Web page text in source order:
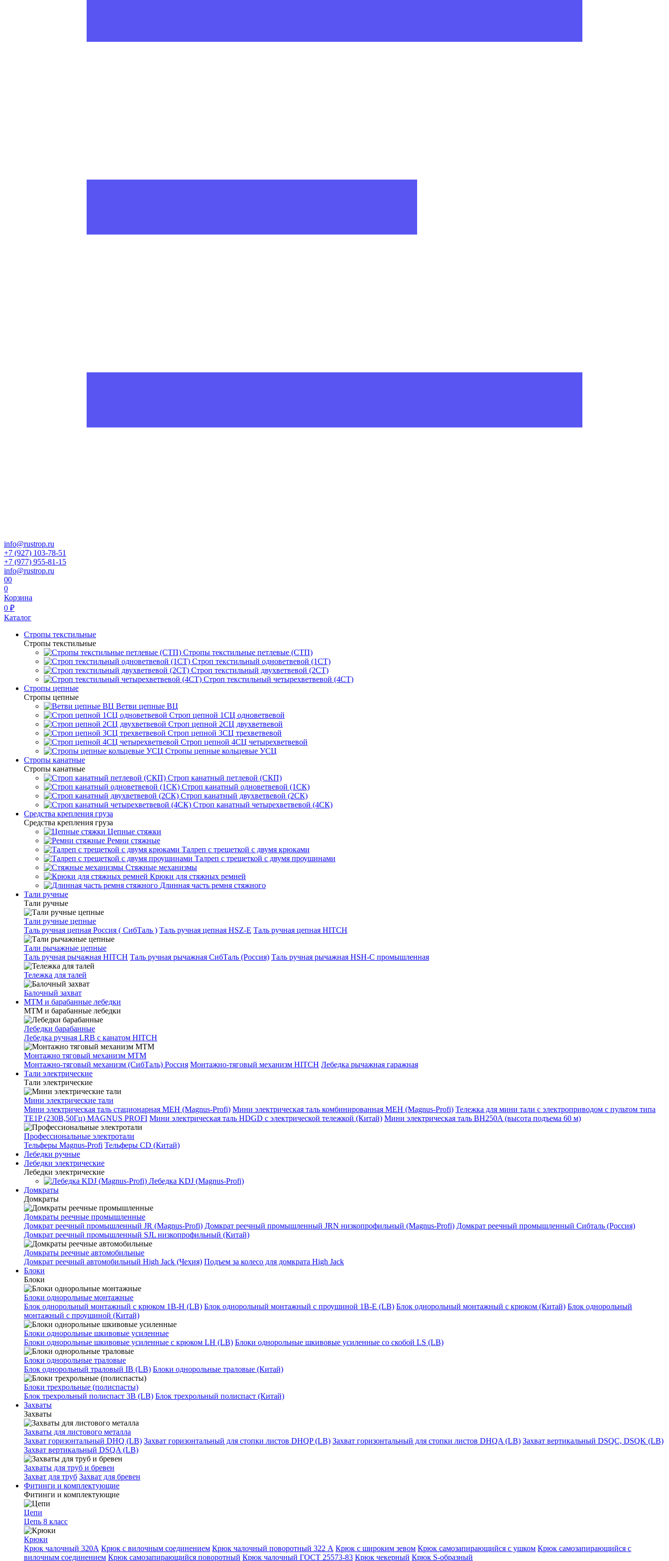
info@rustrop.ru
+7 (927) 103-78-51
+7 (977) 955-81-15
info@rustrop.ru
00
0
Корзина
0 ₽
Каталог
Стропы текстильные
Стропы текстильные
Стропы текстильные петлевые (СТП)
Строп текстильный одноветвевой (1СТ)
Строп текстильный двухветвевой (2СТ)
Строп текстильный четырехветвевой (4СТ)
Стропы цепные
Стропы цепные
Ветви цепные ВЦ
Строп цепной 1СЦ одноветвевой
Строп цепной 2СЦ двухветвевой
Строп цепной 3СЦ трехветвевой
Строп цепной 4СЦ четырехветвевой
Стропы цепные кольцевые УСЦ
Стропы канатные
Стропы канатные
Строп канатный петлевой (СКП)
Строп канатный одноветвевой (1СК)
Строп канатный двухветвевой (2СК)
Строп канатный четырехветвевой (4СК)
Средства крепления груза
Средства крепления груза
Цепные стяжки
Ремни стяжные
Талреп с трещеткой с двумя крюками
Талреп с трещеткой с двумя проушинами
Стяжные механизмы
Крюки для стяжных ремней
Длинная часть ремня стяжного
Тали ручные
Тали ручные
Тали ручные цепные
Таль ручная цепная Россия ( СибТаль ) Таль ручная цепная HSZ-E Таль ручная цепная HITCH
Тали рычажные цепные
Таль ручная рычажная HITCH Таль ручная рычажная СибТаль (Россия) Таль ручная рычажная HSH-C промышленная
Тележка для талей
Балочный захват
МТМ и барабанные лебедки
МТМ и барабанные лебедки
Лебедки барабанные
Лебедка ручная LRB с канатом HITCH
Монтажно тяговый механизм МТМ
Монтажно-тяговый механизм (СибТаль) Россия Монтажно-тяговый механизм HITCH Лебедка рычажная гаражная
Тали электрические
Тали электрические
Мини электрические тали
Мини электрическая таль стационарная МЕН (Magnus-Profi) Мини электрическая таль комбинированная МЕН (Magnus-Profi) Тележка для мини тали с электроприводом с пультом типа
TE1P (230В,50Гц) MAGNUS PROFI Мини электрическая таль HDGD с электрической тележкой (Китай) Мини электрическая таль BH250A (высота подъема 60 м)
Профессиональные электротали
Тельферы Magnus-Profi Тельферы CD (Китай)
Лебедки ручные
Лебедки электрические
Лебедки электрические
Лебедка KDJ (Magnus-Profi)
Домкраты
Домкраты
Домкраты реечные промышленные
Домкрат реечный промышленный JR (Magnus-Profi) Домкрат реечный промышленный JRN низкопрофильный (Magnus-Profi) Домкрат реечный промышленный Сибталь (Россия)
Домкрат реечный промышленный SJL низкопрофильный (Китай)
Домкраты реечные автомобильные
Домкрат реечный автомобильный High Jack (Чехия) Подъем за колесо для домкрата High Jack
Блоки
Блоки
Блоки однорольные монтажные
Блок однорольный монтажный с крюком 1B-H (LB) Блок однорольный монтажный с проушиной 1B-E (LB) Блок однорольный монтажный с крюком (Китай) Блок однорольный
монтажный с проушиной (Китай)
Блоки однорольные шкивовые усиленные
Блоки однорольные шкивовые усиленные с крюком LH (LB) Блоки однорольные шкивовые усиленные со скобой LS (LB)
Блоки однорольные траловые
Блок однорольный траловый IB (LB) Блоки однорольные траловые (Китай)
Блоки трехрольные (полиспасты)
Блок трехрольный полиспаст 3B (LB) Блок трехрольный полиспаст (Китай)
Захваты
Захваты
Захваты для листового металла
Захват горизонтальный DHQ (LB) Захват горизонтальный для стопки листов DHQP (LB) Захват горизонтальный для стопки листов DHQA (LB) Захват вертикальный DSQC, DSQK (LB)
Захват вертикальный DSQA (LB)
Захваты для труб и бревен
Захват для труб Захват для бревен
Фитинги и комплектующие
Фитинги и комплектующие
Цепи
Цепь 8 класс
Крюки
Крюк чалочный 320А Крюк с вилочным соединением Крюк чалочный поворотный 322 А Крюк с широким зевом Крюк самозапирающийся с ушком Крюк самозапирающийся с
вилочным соединением Крюк самозапирающийся поворотный Крюк чалочный ГОСТ 25573-83 Крюк чекерный Крюк S-образный